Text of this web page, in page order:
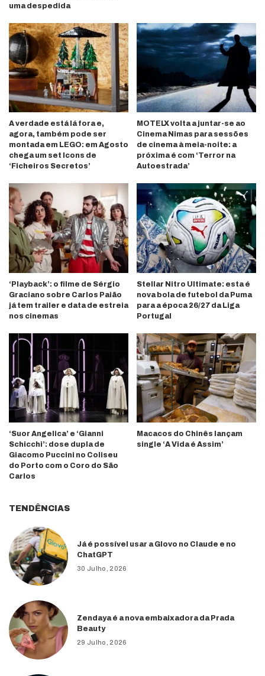
uma despedida
A verdade está lá fora e,
agora, também pode ser
montada em LEGO: em Agosto
chega um set Icons de
‘Ficheiros Secretos’
MOTELX volta a juntar-se ao
Cinema Nimas para sessões
de cinema à meia-noite: a
próxima é com ‘Terror na
Autoestrada’
‘Playback’: o filme de Sérgio
Graciano sobre Carlos Paião
já tem trailer e data de estreia
nos cinemas
Stellar Nitro Ultimate: esta é
nova bola de futebol da Puma
para a época 26/27 da Liga
Portugal
‘Suor Angelica’ e ‘Gianni
Schicchi’: dose dupla de
Giacomo Puccini no Coliseu
do Porto com o Coro do São
Carlos
Macacos do Chinês lançam
single ‘A Vida é Assim’
TENDÊNCIAS
Já é possível usar a Glovo no Claude e no
ChatGPT
30 Julho, 2026
Zendaya é a nova embaixadora da Prada
Beauty
29 Julho, 2026